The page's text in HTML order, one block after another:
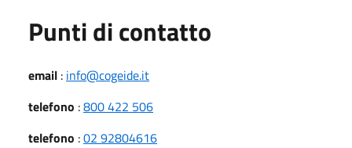
Punti di contatto
email : info@cogeide.it
telefono :800 422 506
telefono :02 92804616